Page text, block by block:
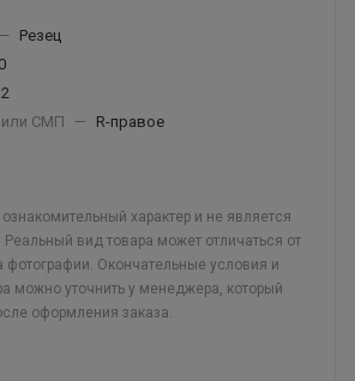
—
Резец
или СМП
— R-правое
характер и не является
вид товара может отличаться от
фотографии. Окончательные условия и
можно уточнить у менеджера, который
оформления заказа.